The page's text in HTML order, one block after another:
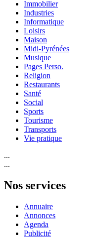
Immobilier
Industries
Informatique
Loisirs
Maison
Midi-Pyrénées
Musique
Pages Perso.
Religion
Restaurants
Santé
Social
Sports
Tourisme
Transports
Vie pratique
...
...
Nos services
Annuaire
Annonces
Agenda
Publicité